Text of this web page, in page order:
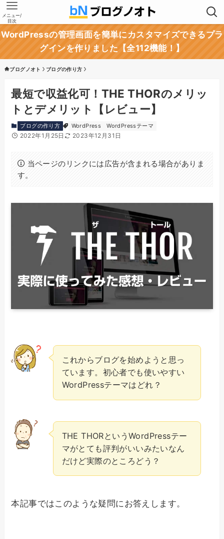
メニュー/
目次
WordPressの管理画面を簡単にカスタマイズできるプラ
グインを作りました【全112機能！】
ブログノオト ブログの作り方
最短で収益化可！THE THORのメリッ
トとデメリット【レビュー】
ブログの作り方 WordPress WordPressテーマ
2022年1月25日 2023年12月31日
当ページのリンクには広告が含まれる場合がありま
す。
これからブログを始めようと思っ
ています。初心者でも使いやすい
WordPressテーマはどれ？
THE THORというWordPressテー
マがとても評判がいいみたいなん
だけど実際のところどう？
本記事ではこのような疑問にお答えします。